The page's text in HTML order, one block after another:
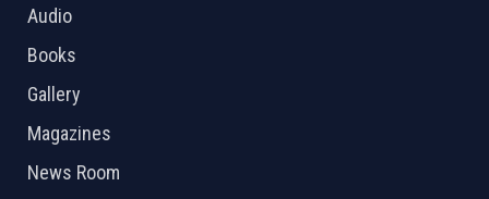
Audio
Books
Gallery
Magazines
News Room